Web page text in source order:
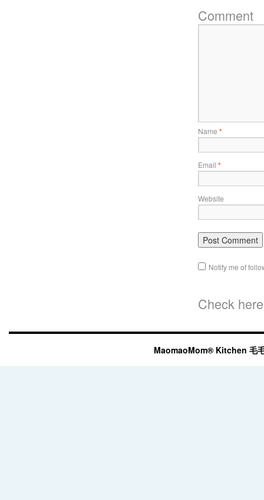
Comment
Name *
Email *
Website
Notify me of
Check
MaomaoMom® Kitchen 毛